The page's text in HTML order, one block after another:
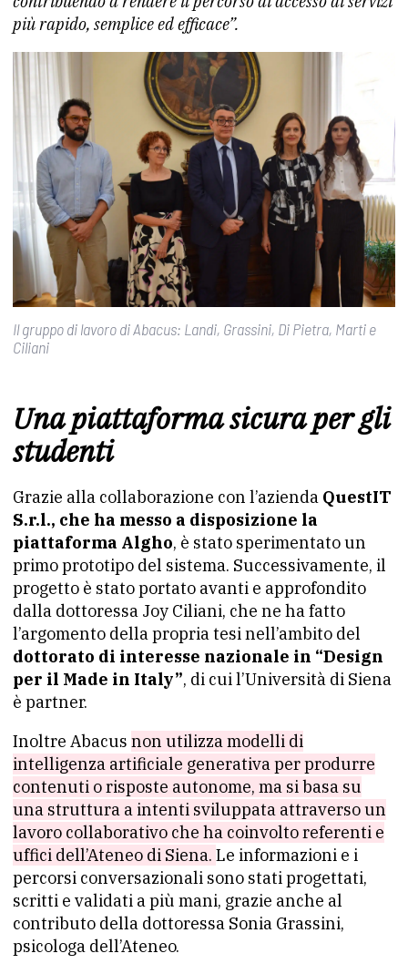
più rapido, semplice ed efficace”.
Il gruppo di lavoro di Abacus: Landi, Grassini, Di Pietra, Marti e
Ciliani
Una piattaforma sicura per gli
studenti
Grazie alla collaborazione con l’azienda QuestIT
S.r.l., che ha messo a disposizione la
piattaforma Algho, è stato sperimentato un
primo prototipo del sistema. Successivamente, il
progetto è stato portato avanti e approfondito
dalla dottoressa Joy Ciliani, che ne ha fatto
l’argomento della propria tesi nell’ambito del
dottorato di interesse nazionale in “Design
per il Made in Italy”, di cui l’Università di Siena
è partner.
Inoltre Abacus non utilizza modelli di
intelligenza artificiale generativa per produrre
contenuti o risposte autonome, ma si basa su
una struttura a intenti sviluppata attraverso un
lavoro collaborativo che ha coinvolto referenti e
uffici dell’Ateneo di Siena. Le informazioni e i
percorsi conversazionali sono stati progettati,
scritti e validati a più mani, grazie anche al
contributo della dottoressa Sonia Grassini,
psicologa dell’Ateneo.